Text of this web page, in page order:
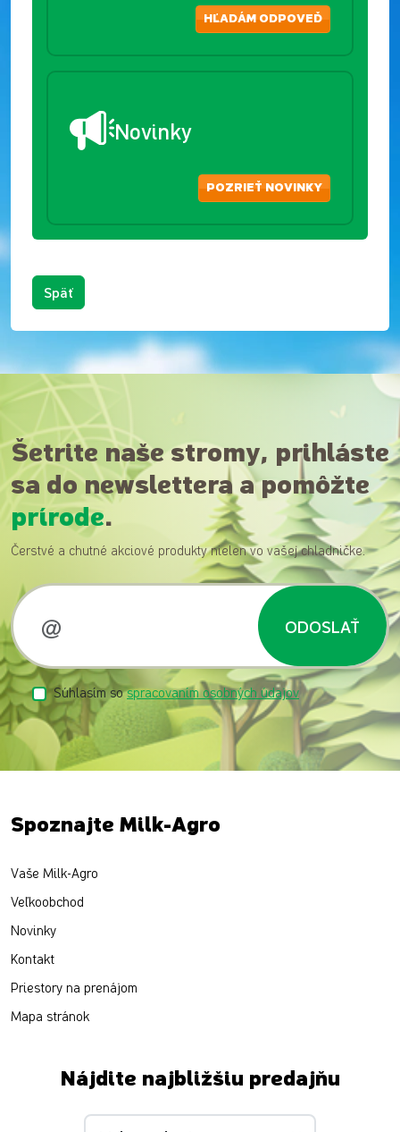
HĽADÁM ODPOVEĎ
Novinky
POZRIEŤ NOVINKY
Späť
Šetrite naše stromy, prihláste
sa do newslettera a pomôžte
prírode.
Čerstvé a chutné akciové produkty nielen vo vašej chladničke.
ODOSLAŤ
Súhlasím sospracovaním osobných údajov
Spoznajte Milk-Agro
Vaše Milk-Agro
Veľkoobchod
Novinky
Kontakt
Priestory na prenájom
Mapa stránok
Nájdite najbližšiu predajňu